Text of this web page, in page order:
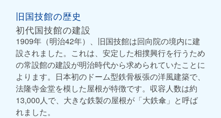
旧国技館の歴史
初代国技館の建設
1909年（明治42年）、旧国技館は回向院の境内に建
設されました。これは、安定した相撲興行を行うため
の常設館の建設が明治時代から求められていたことに
よります。日本初のドーム型鉄骨板張の洋風建築で、
法隆寺金堂を模した屋根が特徴です。収容人数は約
13,000人で、大きな鉄製の屋根が「大鉄傘」と呼ば
れました。